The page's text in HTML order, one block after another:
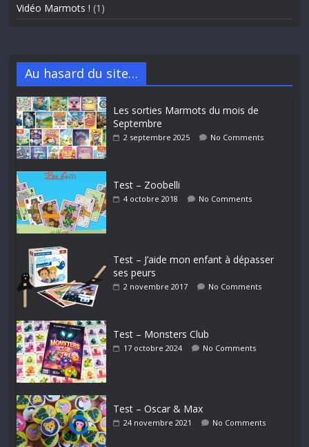
Vidéo Marmots ! (1)
Au hasard du site…
Les sorties Marmots du mois de
Septembre
2 septembre 2025 No Comments
Test – Zoobelli
4 octobre 2018 No Comments
Test – J’aide mon enfant à dépasser
ses peurs
2 novembre 2017 No Comments
Test – Monsters Club
17 octobre 2024 No Comments
Test – Oscar & Max
24 novembre 2021 No Comments